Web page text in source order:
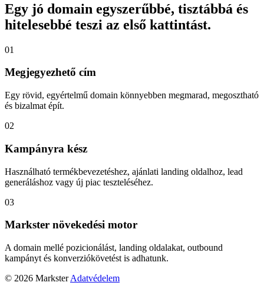
Egy jó domain egyszerűbbé, tisztábbá és
hitelesebbé teszi az első kattintást.
01
Megjegyezhető cím
Egy rövid, egyértelmű domain könnyebben megmarad, megosztható
és bizalmat épít.
02
Kampányra kész
Használható termékbevezetéshez, ajánlati landing oldalhoz, lead
generáláshoz vagy új piac teszteléséhez.
03
Markster növekedési motor
A domain mellé pozicionálást, landing oldalakat, outbound
kampányt és konverziókövetést is adhatunk.
© 2026 Markster Adatvédelem